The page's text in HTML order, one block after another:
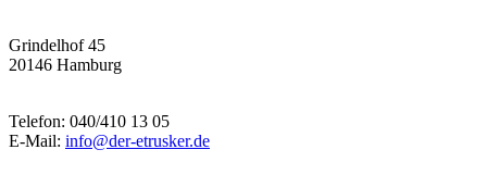
Grindelhof 45
20146 Hamburg
Telefon: 040/410 13 05
E-Mail: info@der-etrusker.de